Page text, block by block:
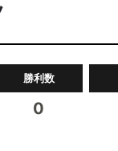
勝利数
0